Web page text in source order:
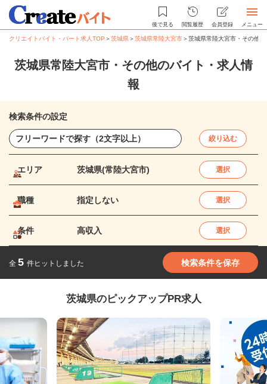
後で見る 閲覧履歴 会員登録 メニュー
クリエイトバイト・パート求人TOP ＞茨城県＞茨城県常陸大宮市＞茨城県常陸大宮市・その他
茨城県常陸大宮市・その他のバイト・求人情
報
検索条件の設定
絞り込む
エリア 茨城県(常陸大宮市) 選択
職種 指定しない 選択
条件 高収入 選択
全 5 件ヒットしました 検索条件を保存
茨城県のピックアップPR求人